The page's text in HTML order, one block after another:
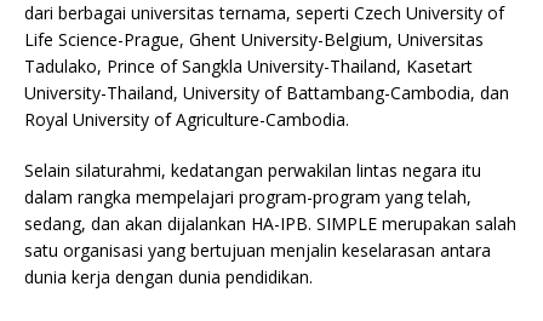
dari berbagai universitas ternama, seperti Czech University of
Life Science-Prague, Ghent University-Belgium, Universitas
Tadulako, Prince of Sangkla University-Thailand, Kasetart
University-Thailand, University of Battambang-Cambodia, dan
Royal University of Agriculture-Cambodia.
Selain silaturahmi, kedatangan perwakilan lintas negara itu
dalam rangka mempelajari program-program yang telah,
sedang, dan akan dijalankan HA-IPB. SIMPLE merupakan salah
satu organisasi yang bertujuan menjalin keselarasan antara
dunia kerja dengan dunia pendidikan.